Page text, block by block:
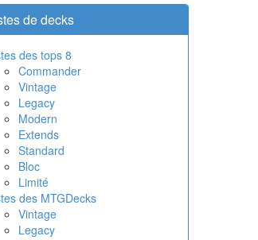
de decks
des tops 8
Commander
Vintage
Legacy
Modern
Extends
Standard
Bloc
Limité
des MTGDecks
Vintage
Legacy